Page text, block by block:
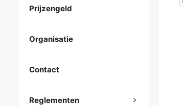
Prijzengeld
Organisatie
Contact
Reglementen